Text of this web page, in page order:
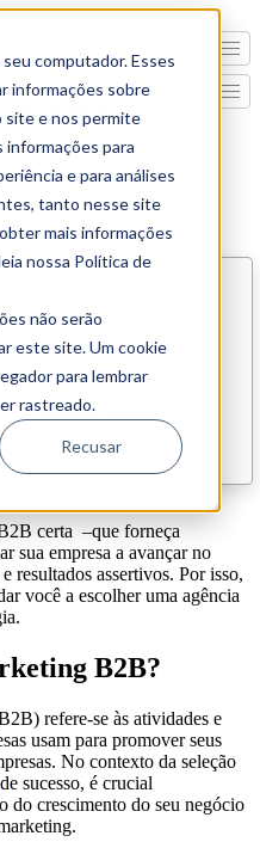
computador. Esses
informações sobre
site e nos permite
informações para
e para análises
tanto nesse site
mais informações
nossa Política de
não serão
este site. Um cookie
para lembrar
rastreado.
Recusar
Marketing B2B
B2B certa
de marketing B2B certa
B2B certa traz para o seu
a melhor agência?
marketing B2B certa
certa –que forneça
sua empresa a avançar no
resultados assertivos. Por isso,
você a escolher uma agência
B2B?
refere-se às atividades e
usam para promover seus
No contexto da seleção
de sucesso, é crucial
do crescimento do seu negócio